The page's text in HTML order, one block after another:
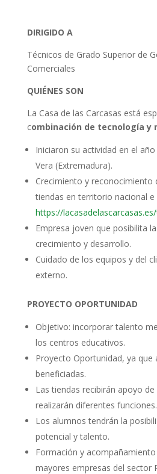
DIRIGIDO A
Técnicos de Grado Superior de
Comerciales
QUIÉNES SON
La Casa de las Carcasas está
combinación de tecnología y
Iniciaron su actividad en el
Vera (Extremadura).
Crecimiento y reconocimiento
tiendas en territorio nacional e
https://
Empresa joven que posibilita
crecimiento y desarrollo.
Cuidado de los equipos y del
externo.
PROYECTO OPORTUNIDAD
Objetivo: incorporar talento
los centros educativos.
Proyecto Oportunidad, ya que
beneficiadas.
Las tiendas recibirán apoyo
realizarán diferentes funciones.
Los alumnos tendrán la
potencial y talento.
Formación y
mayores empresas del sector